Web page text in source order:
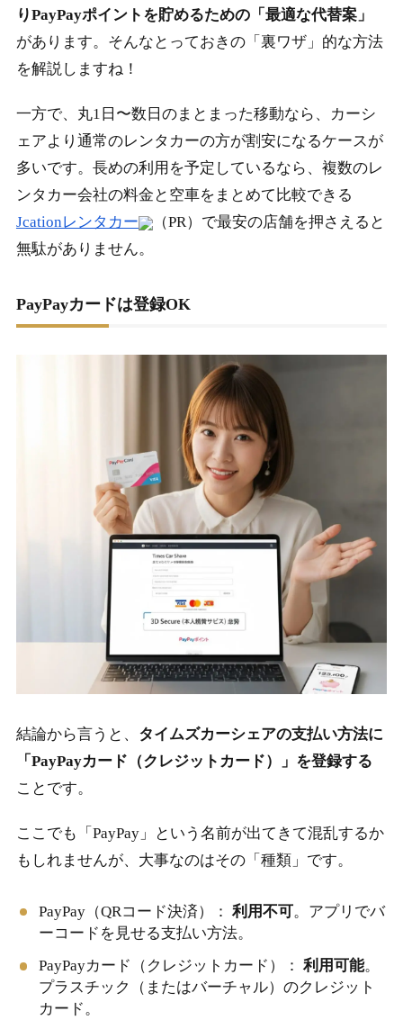
りPayPayポイントを貯めるための「最適な代替案」
があります。そんなとっておきの「裏ワザ」的な方法
を解説しますね！
一方で、丸1日〜数日のまとまった移動なら、カーシ
ェアより通常のレンタカーの方が割安になるケースが
多いです。長めの利用を予定しているなら、複数のレ
ンタカー会社の料金と空車をまとめて比較できる
Jcationレンタカー
（PR）で最安の店舗を押さえると
無駄がありません。
PayPayカードは登録OK
結論から言うと、 タイムズカーシェアの支払い方法に
「PayPayカード（クレジットカード）」を登録する
ことです。
ここでも「PayPay」という名前が出てきて混乱するか
もしれませんが、大事なのはその「種類」です。
PayPay（QRコード決済）： 利用不可。アプリでバ
ーコードを見せる支払い方法。
PayPayカード（クレジットカード）： 利用可能。
プラスチック（またはバーチャル）のクレジット
カード。